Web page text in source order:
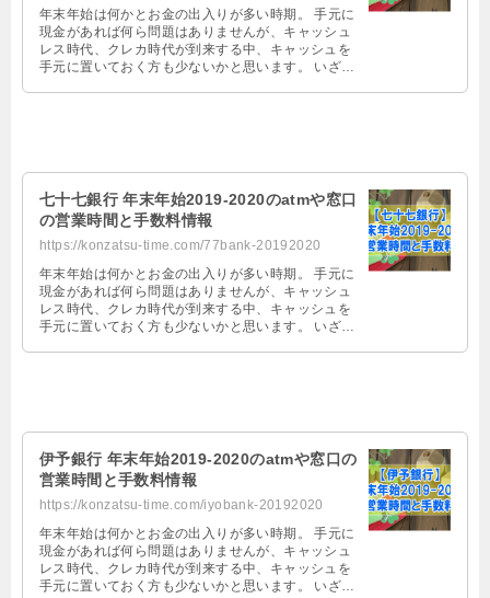
年末年始は何かとお金の出入りが多い時期。 手元に
現金があれば何ら問題はありませんが、キャッシュ
レス時代、クレカ時代が到来する中、キャッシュを
手元に置いておく方も少ないかと思います。 いざ、
七十七銀行 年末年始2019-2020のatmや窓口
の営業時間と手数料情報
https://konzatsu-time.com/77bank-20192020
年末年始は何かとお金の出入りが多い時期。 手元に
現金があれば何ら問題はありませんが、キャッシュ
レス時代、クレカ時代が到来する中、キャッシュを
手元に置いておく方も少ないかと思います。 いざ、
伊予銀行 年末年始2019-2020のatmや窓口の
営業時間と手数料情報
https://konzatsu-time.com/iyobank-20192020
年末年始は何かとお金の出入りが多い時期。 手元に
現金があれば何ら問題はありませんが、キャッシュ
レス時代、クレカ時代が到来する中、キャッシュを
手元に置いておく方も少ないかと思います。 いざ、